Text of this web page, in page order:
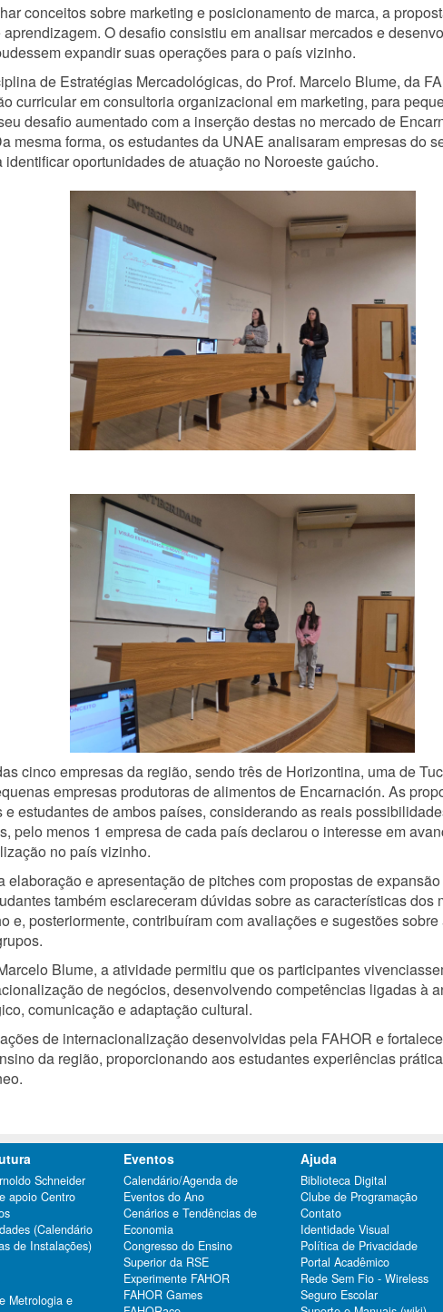
conceitos sobre marketing e posicionamento de marca, a
O desafio consistiu em analisar mercados e
expandir suas operações para o país vizinho.
de Estratégias Mercadológicas, do Prof. Marcelo Blume, da
curricular em consultoria organizacional em marketing, para
desafio aumentado com a inserção destas no mercado de
mesma forma, os estudantes da UNAE analisaram empresas do
oportunidades de atuação no Noroeste gaúcho.
cinco empresas da região, sendo três de Horizontina, uma de
empresas produtoras de alimentos de Encarnación. As
e estudantes de ambos países, considerando as reais
pelo menos 1 empresa de cada país declarou o interesse em
no país vizinho.
elaboração e apresentação de pitches com propostas de
também esclareceram dúvidas sobre as características dos
e, posteriormente, contribuíram com avaliações e sugestões
Blume, a atividade permitiu que os participantes
de negócios, desenvolvendo competências ligadas à
comunicação e adaptação cultural.
de internacionalização desenvolvidas pela FAHOR e
da região, proporcionando aos estudantes experiências
Schneider
apoio Centro
(Calendário
de Instalações)
Metrologia e
Eventos
Calendário/Agenda de
Eventos do Ano
Cenários e Tendências de
Economia
Congresso do Ensino
Superior da RSE
Experimente FAHOR
FAHOR Games
Ajuda
Biblioteca Digital
Clube de Programação
Contato
Identidade Visual
Política de Privacidade
Portal Acadêmico
Rede Sem Fio - Wireless
Seguro Escolar